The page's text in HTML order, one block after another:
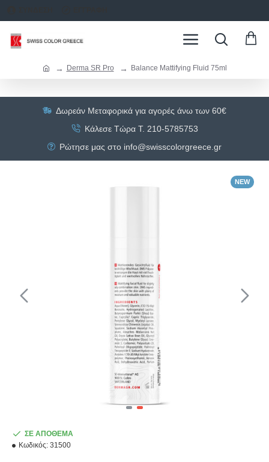
Derma SR Pro Balance Mattifying Fluid 75ml
Δωρεάν Μεταφορικά για αγορές άνω των 60€
Κάλεσε Τώρα Τ. 210-5785753
Ρώτησε μας στο info@swisscolorgreece.gr
NEW
ΣΕ ΑΠΟΘΕΜΑ
Κωδικός: 31500